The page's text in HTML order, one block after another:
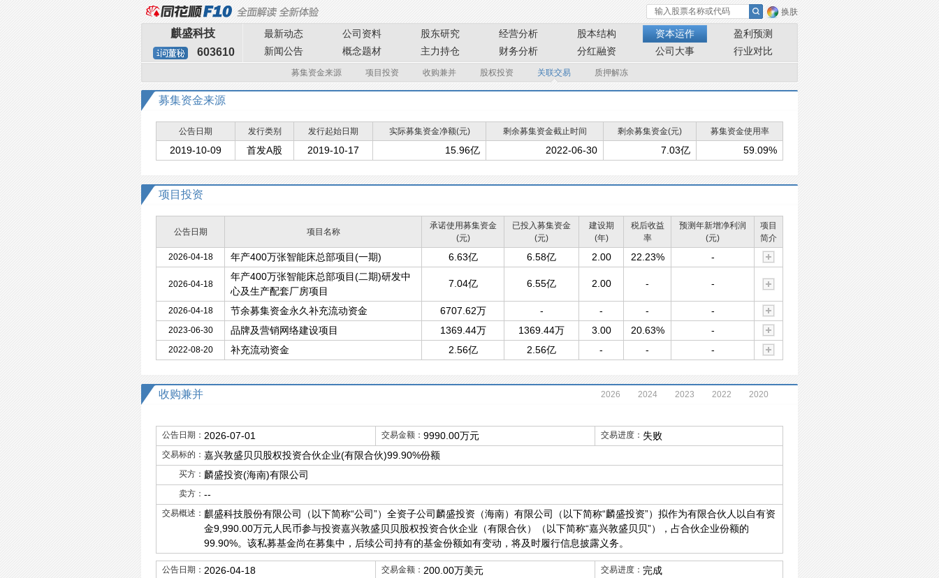
换肤
麒盛科技
603610
最新动态 公司资料 股东研究 经营分析 股本结构 资本运作
盈利预测
新闻公告
概念题材 主力持仓 财务分析 分红融资 公司大事 行业对比
募集资金来源 项目投资 收购兼并 股权投资 关联交易 质押解冻
募集资金来源
公告日期 发行类别 发行起始日期 实际募集资金净额(元) 剩余募集资金截止时间 剩余募集资金(元) 募集资金使用率
2019-10-09 首发A股 2019-10-17 15.96亿 2022-06-30 7.03亿 59.09%
项目投资
公告日期 项目名称
承诺使用募集资金
(元)
已投入募集资金
(元)
建设期
(年)
税后收益
率
预测年新增净利润
(元)
项目
简介
2026-04-18
年产400万张智能床总部项目(一期) 6.63亿 6.58亿 2.00 22.23% -
2026-04-18
年产400万张智能床总部项目(二期)研发中
心及生产配套厂房项目
7.04亿 6.55亿 2.00 - -
2026-04-18 节余募集资金永久补充流动资金 6707.62万 - - - -
2023-06-30 品牌及营销网络建设项目 1369.44万 1369.44万 3.00 20.63% -
2022-08-20 补充流动资金 2.56亿 2.56亿 - - -
收购兼并 2026 2024 2023 2022 2020
公告日期： 2026-07-01 交易金额： 9990.00万元 交易进度： 失败
交易标的： 嘉兴敦盛贝贝股权投资合伙企业(有限合伙)99.90%份额
买方： 麟盛投资(海南)有限公司
卖方： --
交易概述： 麒盛科技股份有限公司（以下简称“公司”）全资子公司麟盛投资（海南）有限公司（以下简称“麟盛投资”）拟作为有限合伙人以自有资
金9,990.00万元人民币参与投资嘉兴敦盛贝贝股权投资合伙企业（有限合伙）（以下简称“嘉兴敦盛贝贝”），占合伙企业份额的
99.90%。该私募基金尚在募集中，后续公司持有的基金份额如有变动，将及时履行信息披露义务。
公告日期： 2026-04-18 交易金额： 200.00万美元 交易进度： 完成